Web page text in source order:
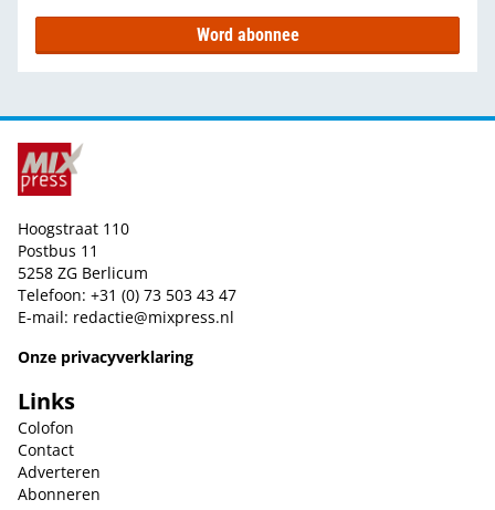
Word abonnee
Hoogstraat 110
Postbus 11
5258 ZG Berlicum
Telefoon: +31 (0) 73 503 43 47
E-mail: redactie@mixpress.nl
Onze privacyverklaring
Links
Colofon
Contact
Adverteren
Abonneren